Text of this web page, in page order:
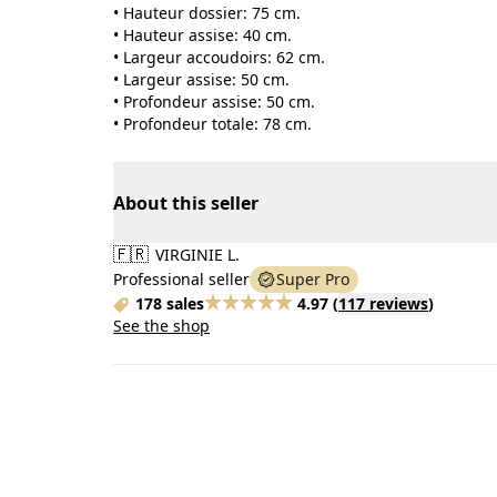
• Hauteur dossier: 75 cm.
• Hauteur assise: 40 cm.
• Largeur accoudoirs: 62 cm.
• Largeur assise: 50 cm.
• Profondeur assise: 50 cm.
• Profondeur totale: 78 cm.
About this seller
🇫🇷 VIRGINIE L.
Professional seller
Super Pro
178 sales
4.97 (117 reviews)
See the shop